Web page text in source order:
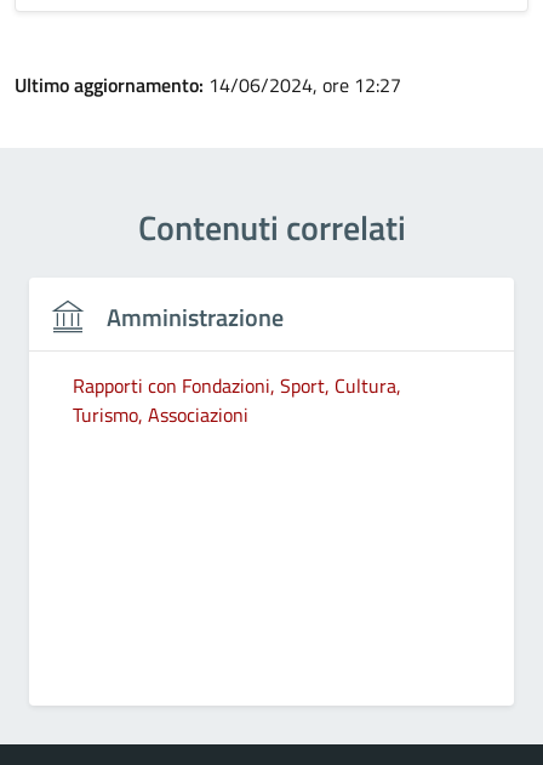
Ultimo aggiornamento: 14/06/2024, ore 12:27
Contenuti correlati
Amministrazione
Rapporti con Fondazioni, Sport, Cultura,
Turismo, Associazioni